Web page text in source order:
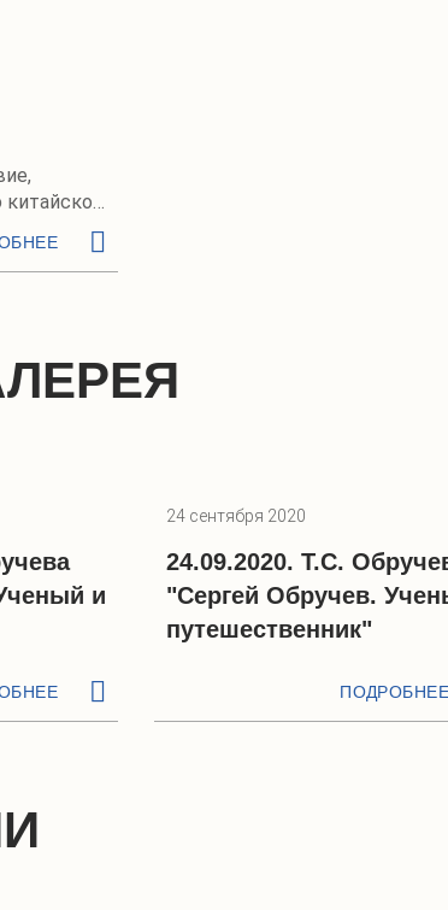
и
24 сентября 2020
24.09.2020. Т.С.
"Сергей Обручев.
путешественник"
ПОДРОБНЕЕ